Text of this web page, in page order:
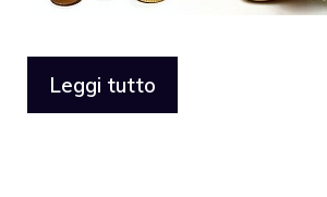
Leggi tutto